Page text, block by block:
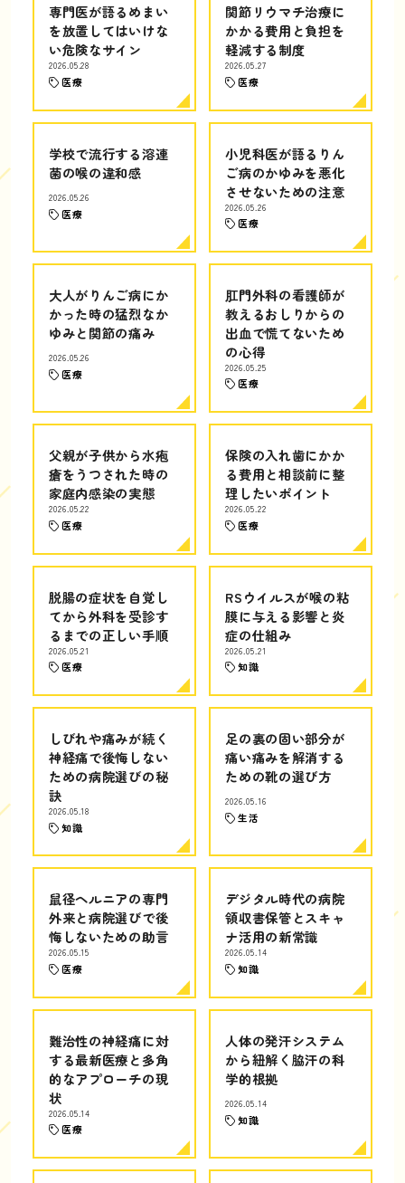
専門医が語るめまい
を放置してはいけな
い危険なサイン
2026.05.28
医療
関節リウマチ治療に
かかる費用と負担を
軽減する制度
2026.05.27
医療
学校で流行する溶連
菌の喉の違和感
2026.05.26
医療
小児科医が語るりん
ご病のかゆみを悪化
させないための注意
2026.05.26
医療
大人がりんご病にか
かった時の猛烈なか
ゆみと関節の痛み
2026.05.26
医療
肛門外科の看護師が
教えるおしりからの
出血で慌てないため
の心得
2026.05.25
医療
父親が子供から水疱
瘡をうつされた時の
家庭内感染の実態
2026.05.22
医療
保険の入れ歯にかか
る費用と相談前に整
理したいポイント
2026.05.22
医療
脱腸の症状を自覚し
てから外科を受診す
るまでの正しい手順
2026.05.21
医療
RSウイルスが喉の粘
膜に与える影響と炎
症の仕組み
2026.05.21
知識
しびれや痛みが続く
神経痛で後悔しない
ための病院選びの秘
訣
2026.05.18
知識
足の裏の固い部分が
痛い痛みを解消する
ための靴の選び方
2026.05.16
生活
鼠径ヘルニアの専門
外来と病院選びで後
悔しないための助言
2026.05.15
医療
デジタル時代の病院
領収書保管とスキャ
ナ活用の新常識
2026.05.14
知識
難治性の神経痛に対
する最新医療と多角
的なアプローチの現
状
2026.05.14
医療
人体の発汗システム
から紐解く脇汗の科
学的根拠
2026.05.14
知識